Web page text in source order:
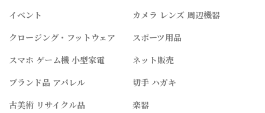
イベント
カメラ レンズ 周辺機器
クロージング・フットウェア
スポーツ用品
スマホ ゲーム機 小型家電
ネット販売
ブランド品 アパレル
切手 ハガキ
古美術 リサイクル品
楽器